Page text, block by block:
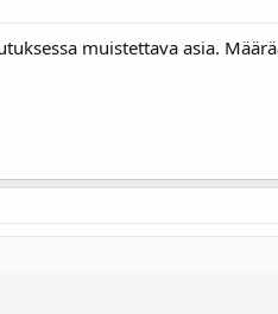
muistettava asia.